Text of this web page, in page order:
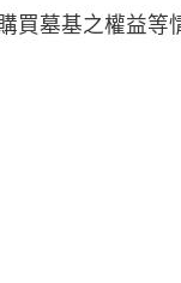
買墓基之權益等